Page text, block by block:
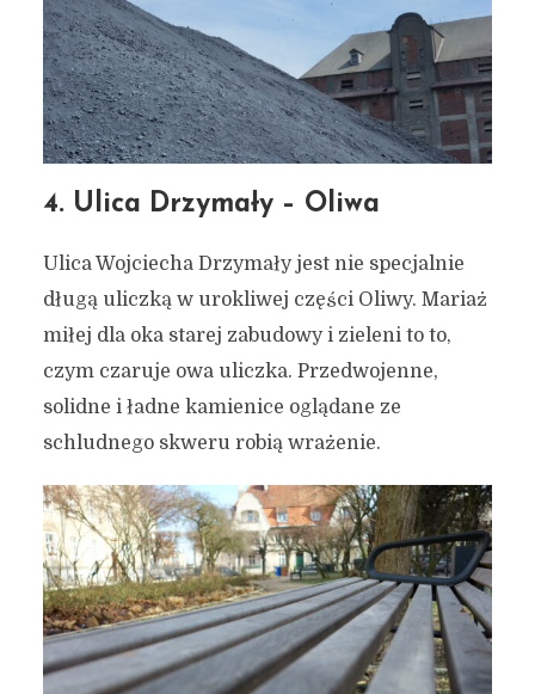
4. Ulica Drzymały – Oliwa
Ulica Wojciecha Drzymały jest nie specjalnie
długą uliczką w urokliwej części Oliwy. Mariaż
miłej dla oka starej zabudowy i zieleni to to,
czym czaruje owa uliczka. Przedwojenne,
solidne i ładne kamienice oglądane ze
schludnego skweru robią wrażenie.